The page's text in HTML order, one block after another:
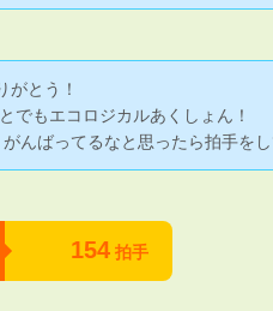
がとう！
でもエコロジカルあくしょん！
んばってるなと思ったら拍手を
154 拍手